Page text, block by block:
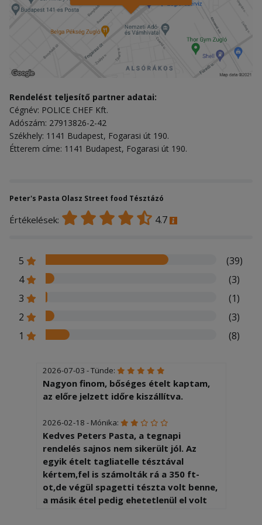
Rendelést teljesítő partner adatai:
Cégnév: POLICE CHEF Kft.
Adószám: 27913826-2-42
Székhely: 1141 Budapest, Fogarasi út 190.
Étterem címe: 1141 Budapest, Fogarasi út 190.
Peter's Pasta Olasz Street food Tésztázó
Értékelések: 4.7
5
(39)
4
(3)
3
(1)
2
(3)
1
(8)
2026-07-03 - Tünde:
Nagyon finom, bőséges ételt kaptam,
az előre jelzett időre kiszállítva.
2026-02-18 - Mónika:
Kedves Peters Pasta, a tegnapi
rendelés sajnos nem sikerült jól. Az
egyik ételt tagliatelle tésztával
kértem,fel is számolták rá a 350 ft-
ot,de végül spagetti tészta volt benne,
a másik étel pedig ehetetlenül el volt